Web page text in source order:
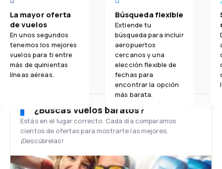
La mayor oferta
de vuelos
En unos segundos
tenemos los mejores
vuelos para ti entre
más de quinientas
líneas aéreas.
Búsqueda flexible
Extiende tu
búsqueda para incluir
aeropuertos
cercanos y una
elección flexible de
fechas para
encontrar la opción
más barata.
¿Buscas vuelos baratos?
Estás en el lugar correcto. Cada día comparamos
cientos de ofertas para mostrarte las mejores.
¡Descúbrelas!